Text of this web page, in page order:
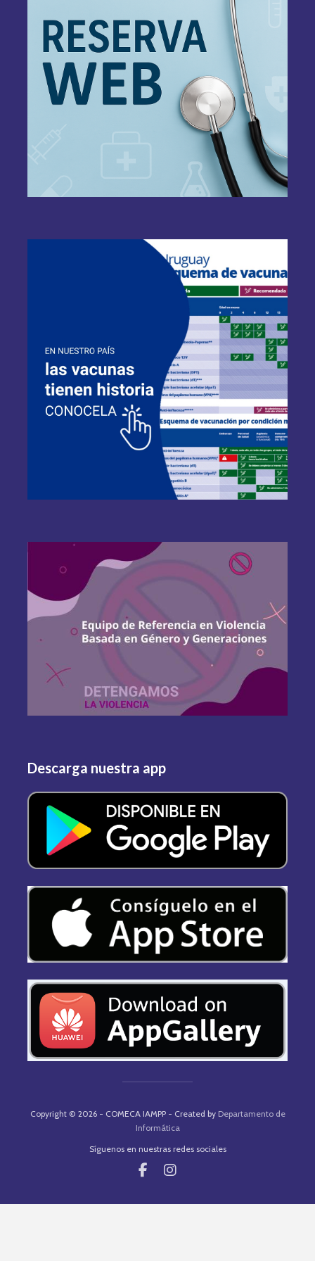
Descarga nuestra app
Copyright © 2026 - COMECA IAMPP - Created by Departamento de
Informática
Síguenos en nuestras redes sociales